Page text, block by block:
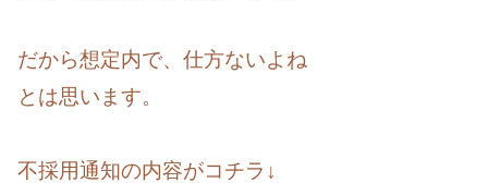
だから想定内で、仕方ないよね
とは思います。
不採用通知の内容がコチラ↓